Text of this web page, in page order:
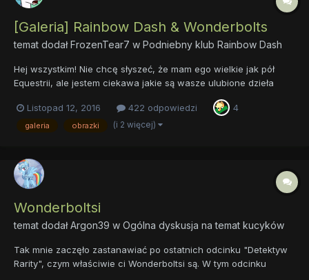
[Galeria] Rainbow Dash & Wonderbolts
temat dodałFrozenTear7 w Podniebny klub Rainbow Dash
Hej wszystkim! Nie chcę słyszeć, że mam ego wielkie jak pół
Equestrii, ale jestem ciekawa jakie są wasze ulubione dzieła
Wonderbolts! No dobra ego może tak na ćwierć Equestrii...
Postujcie swoje ulubione obrazki z naszymi wspaniały...
Listopad 12, 2016 422 odpowiedzi 4
galeria obrazki (i 2 więcej)
Wonderboltsi
temat dodałArgon39 w Ogólna dyskusja na temat kucyków
Tak mnie zaczęło zastanawiać po ostatnich odcinku "Detektyw
Rarity", czym właściwie ci Wonderboltsi są. W tym odcinku